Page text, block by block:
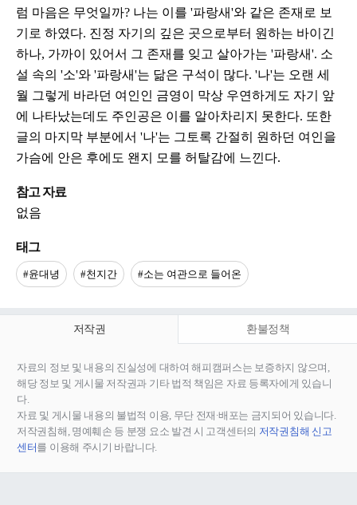
럼 마음은 무엇일까? 나는 이를 '파랑새'와 같은 존재로 보
기로 하였다. 진정 자기의 깊은 곳으로부터 원하는 바이긴
하나, 가까이 있어서 그 존재를 잊고 살아가는 '파랑새'. 소
설 속의 '소'와 '파랑새'는 닮은 구석이 많다. '나'는 오랜 세
월 그렇게 바라던 여인인 금영이 막상 우연하게도 자기 앞
에 나타났는데도 주인공은 이를 알아차리지 못한다. 또한
글의 마지막 부분에서 '나'는 그토록 간절히 원하던 여인을
가슴에 안은 후에도 왠지 모를 허탈감에 느낀다.
참고 자료
없음
태그
#윤대녕 #천지간 #소는 여관으로 들어온
저작권 환불정책
자료의 정보 및 내용의 진실성에 대하여 해피캠퍼스는 보증하지 않으며,
해당 정보 및 게시물 저작권과 기타 법적 책임은 자료 등록자에게 있습니
다.
자료 및 게시물 내용의 불법적 이용, 무단 전재∙배포는 금지되어 있습니다.
저작권침해, 명예훼손 등 분쟁 요소 발견 시 고객센터의 저작권침해 신고
센터를 이용해 주시기 바랍니다.